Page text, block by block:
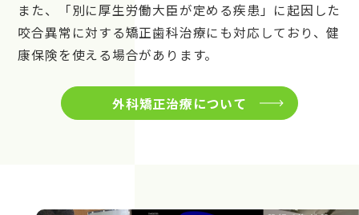
また、「別に厚生労働大臣が定める疾患」に起因した
咬合異常に対する矯正歯科治療にも対応しており、健
康保険を使える場合があります。
外科矯正治療について